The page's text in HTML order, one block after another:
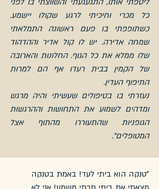
כל מכרי וחיכיתי לרגע שקולו יישמע.
כשתופפתי בו פעם ראשונה התמלאתי
שמחה אדירה. יש לו קול אדיר וההדהוד
שלו ממלא את כל הגוף. החלונות והארובה
של הקמין בבית רעדו אף הם למרות
התיפוף העדין.
נעזרתי בו בטיפולים שעשיתי והיה מרגש
ומדהים לשמוע את התחושות וההרגשות
הגופניות שהתעוררו מהתוף אצל
המטופלים".
"טנקה הוא ביתי לעד! באמת בטנקה